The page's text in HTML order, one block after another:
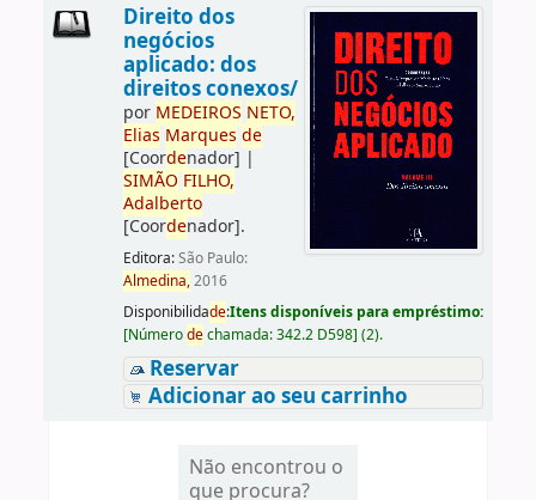
Direito dos
negócios
aplicado: dos
direitos conexos/
por MEDEIROS NETO,
Elias Marques de
[Coordenador] |
SIMÃO FILHO,
Adalberto
[Coordenador].
Editora:São Paulo:
Almedina,2016
Disponibilidade:Itens disponíveis para empréstimo:
[Númerodechamada:342.2 D598] (2).
Reservar
Adicionar ao seu carrinho
Não encontrou o
que procura?